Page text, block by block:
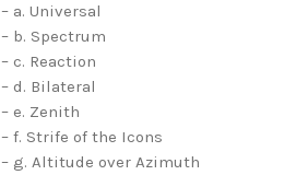
– a. Universal
– b. Spectrum
– c. Reaction
– d. Bilateral
– e. Zenith
– f. Strife of the Icons
– g. Altitude over Azimuth